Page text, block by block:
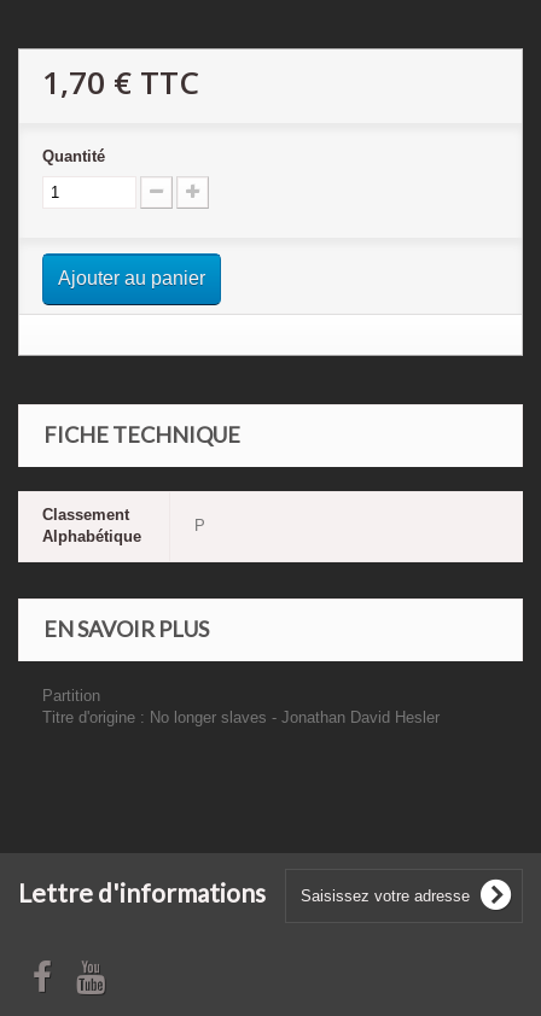
1,70 € TTC
Quantité
Ajouter au panier
FICHE TECHNIQUE
Classement
Alphabétique
P
EN SAVOIR PLUS
Partition
Titre d'origine : No longer slaves - Jonathan David Hesler
Lettre d'informations